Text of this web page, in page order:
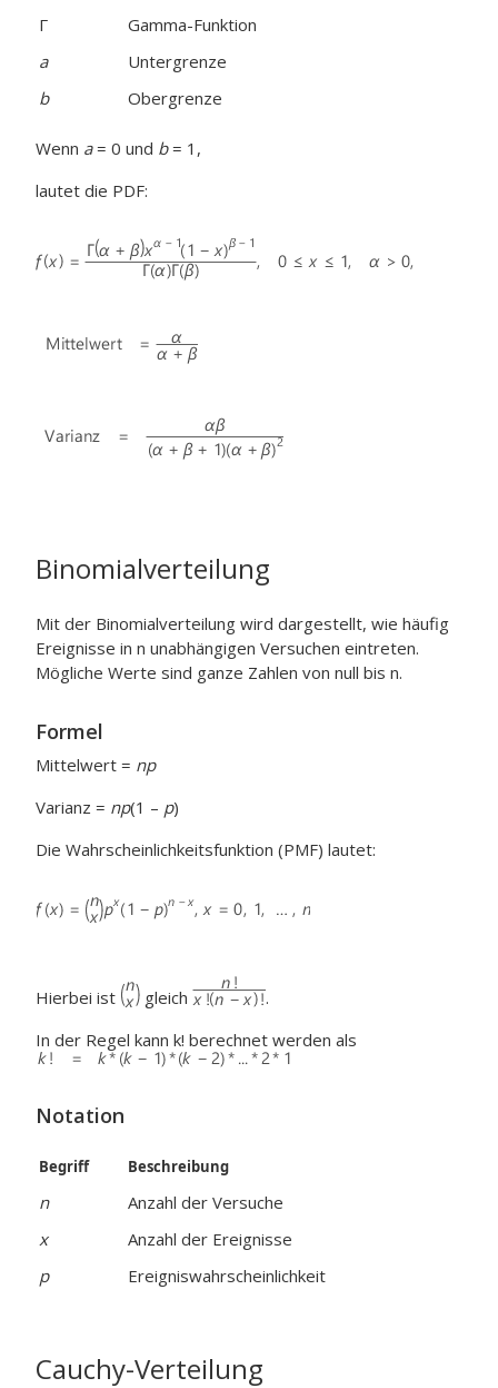
Γ
Gamma-Funktion
a
Untergrenze
b
Obergrenze
Wenn a= 0 und b= 1,
lautet die PDF:
Binomialverteilung
Mit der Binomialverteilung wird dargestellt, wie häufig
Ereignisse in n unabhängigen Versuchen eintreten.
Mögliche Werte sind ganze Zahlen von null bis n.
Formel
Mittelwert = np
Varianz = np(1 – p)
Die Wahrscheinlichkeitsfunktion (PMF) lautet:
Hierbei ist gleich
.
In der Regel kann k! berechnet werden als
Notation
Begriff Beschreibung
n
Anzahl der Versuche
x
Anzahl der Ereignisse
p
Ereigniswahrscheinlichkeit
Cauchy-Verteilung